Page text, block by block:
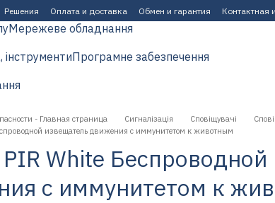
Решения Оплата и доставка Обмен и гарантия Контактная
Мережеве обладнання
інструментиПрограмне забезпечення
- Главная страница Сигналізація Сповіщувачі
извещатель движения с иммунитетом к животным
PIR White
с иммунитетом к